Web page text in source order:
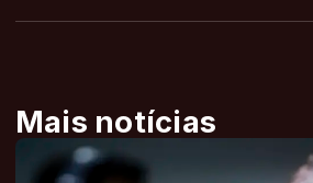
Mais notícias